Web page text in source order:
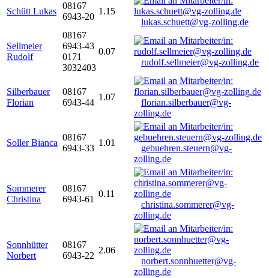
Schütt Lukas
08167
6943-20
1.15
lukas.schuett@vg-zolling.de
Sellmeier
Rudolf
08167
6943-43
0171
3032403
0.07
rudolf.sellmeier@vg-zolling.de
Silberbauer
Florian
08167
6943-44
1.07
florian.silberbauer@vg-
zolling.de
Soller Bianca
08167
6943-33
1.01
gebuehren.steuern@vg-
zolling.de
Sommerer
Christina
08167
6943-61
0.11
christina.sommerer@vg-
zolling.de
Sonnhütter
Norbert
08167
6943-22
2.06
norbert.sonnhuetter@vg-
zolling.de